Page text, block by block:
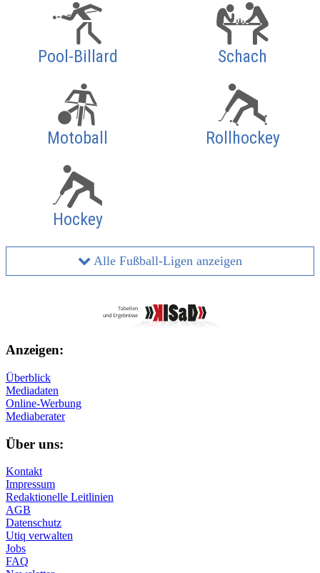
Pool-Billard Schach
Motoball Rollhockey
Hockey
Alle Fußball-Ligen anzeigen
Anzeigen:
Überblick
Mediadaten
Online-Werbung
Mediaberater
Über uns:
Kontakt
Impressum
Redaktionelle Leitlinien
AGB
Datenschutz
Utiq verwalten
Jobs
FAQ